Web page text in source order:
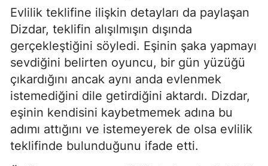
Evlilik teklifine ilişkin detayları da paylaşan
Dizdar, teklifin alışılmışın dışında
gerçekleştiğini söyledi. Eşinin şaka yapmayı
sevdiğini belirten oyuncu, bir gün yüzüğü
çıkardığını ancak aynı anda evlenmek
istemediğini dile getirdiğini aktardı. Dizdar,
eşinin kendisini kaybetmemek adına bu
adımı attığını ve istemeyerek de olsa evlilik
teklifinde bulunduğunu ifade etti.